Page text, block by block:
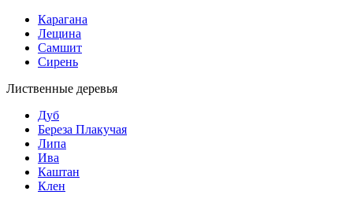
Карагана
Лещина
Самшит
Сирень
Лиственные деревья
Дуб
Береза Плакучая
Липа
Ива
Каштан
Клен